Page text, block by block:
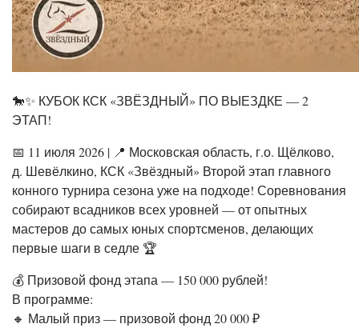
🐎✨ КУБОК КСК «ЗВЁЗДНЫЙ» ПО ВЫЕЗДКЕ — 2
ЭТАП!
📅 11 июля 2026 | 📍 Московская область, г.о. Щёлково,
д. Шевёлкино, КСК «Звёздный» Второй этап главного
конного турнира сезона уже на подходе! Соревнования
собирают всадников всех уровней — от опытных
мастеров до самых юных спортсменов, делающих
первые шаги в седле 🏆
💰 Призовой фонд этапа — 150 000 рублей!
В программе:
🔸 Малый приз — призовой фонд 20 000 ₽